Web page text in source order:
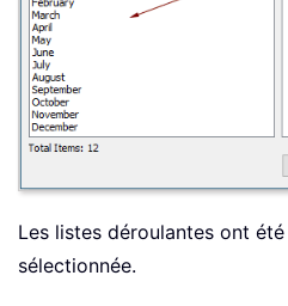
Les listes déroulantes ont
sélectionnée.